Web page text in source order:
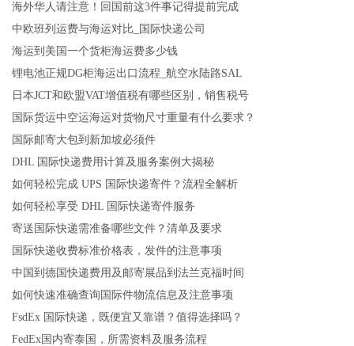
海外华人请注意！回国前这3件事记得提前完成
中欧班列运费与海运对比_国际快递公司
海运到美国一个货柜海运费多少钱
锂电池正规DG柜海运出口流程_航空水陆路SAL
日本JCT和欧盟VAT增值税有哪些区别，销售税号
国际货运中空运海运对货物尺寸重量有什么要求？
国际邮寄大包到新加坡必须件
DHL 国际快递费用计算及服务案例大揭秘
如何轻松完成 UPS 国际快递寄件？流程全解析
如何轻松享受 DHL 国际快递寄件服务
寄送国际快递需准备哪些文件？清单及要求
国际快递收费标准价格表，发件的注意事项
中国到德国快递费用及邮寄展品到法兰克福时间
如何快速准确查询国际件物流信息及注意事项
FsdEx 国际快递，既便宜又靠谱？值得选择吗？
FedEx国内寄泰国，所需资料及服务流程